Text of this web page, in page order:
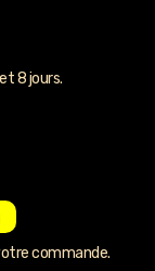
8 jours.
commande.